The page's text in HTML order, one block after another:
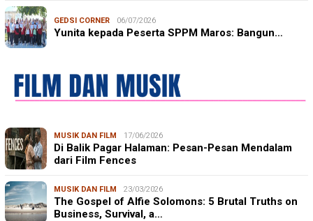
GEDSI CORNER 06/07/2026
Yunita kepada Peserta SPPM Maros: Bangun…
MUSIK DAN FILM 17/06/2026
Di Balik Pagar Halaman: Pesan-Pesan Mendalam
dari Film Fences
MUSIK DAN FILM 23/03/2026
The Gospel of Alfie Solomons: 5 Brutal Truths on
Business, Survival, a…